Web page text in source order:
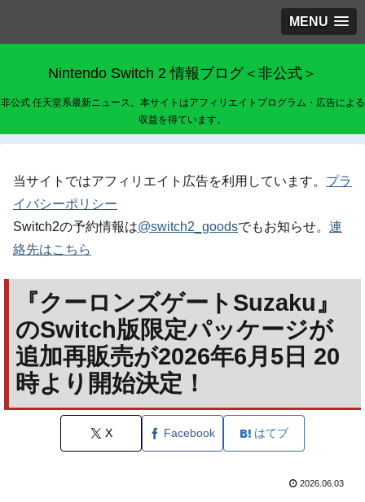
MENU
Nintendo Switch 2 情報ブログ＜非公式＞
非公式 任天堂系最新ニュース。本サイトはアフィリエイトプログラム・広告による
収益を得ています。
当サイトではアフィリエイト広告を利用しています。 プラ
イバシーポリシー
Switch2の予約情報は@switch2_goodsでもお知らせ。 連
絡先はこちら
『クーロンズゲートSuzaku』
のSwitch版限定パッケージが
追加再販売が2026年6月5日 20
時より開始決定！
X Facebook はてブ
2026.06.03